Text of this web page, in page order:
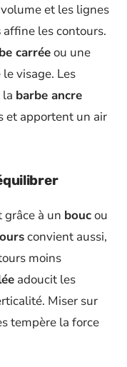
et les lignes
affine les contours.
carréeou une
visage. Les
la barbe ancre
et apportent un air
grâce à un boucou
convient aussi,
moins
adoucit les
Miser sur
tempère la force